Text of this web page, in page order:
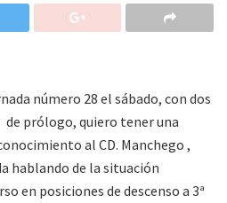
número 28 el sábado, con dos
prólogo, quiero tener una
al CD. Manchego ,
hablando de la situación
en posiciones de descenso a 3ª